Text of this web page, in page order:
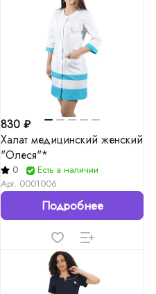
830 ₽
Халат медицинский женский
"Олеся"*
0
Есть в наличии
Арт. 0001006
Подробнее